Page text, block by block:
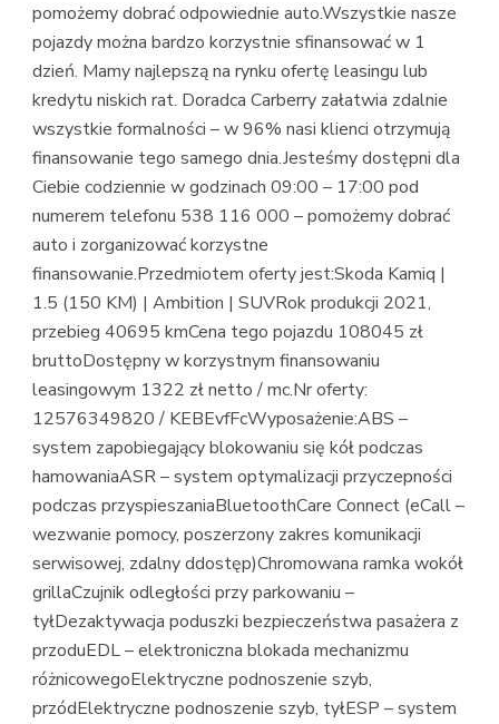
pomożemy dobrać odpowiednie auto.Wszystkie nasze
pojazdy można bardzo korzystnie sfinansować w 1
dzień. Mamy najlepszą na rynku ofertę leasingu lub
kredytu niskich rat. Doradca Carberry załatwia zdalnie
wszystkie formalności – w 96% nasi klienci otrzymują
finansowanie tego samego dnia.Jesteśmy dostępni dla
Ciebie codziennie w godzinach 09:00 – 17:00 pod
numerem telefonu 538 116 000 – pomożemy dobrać
auto i zorganizować korzystne
finansowanie.Przedmiotem oferty jest:Skoda Kamiq |
1.5 (150 KM) | Ambition | SUVRok produkcji 2021,
przebieg 40695 kmCena tego pojazdu 108045 zł
bruttoDostępny w korzystnym finansowaniu
leasingowym 1322 zł netto / mc.Nr oferty:
12576349820 / KEBEvfFcWyposażenie:ABS –
system zapobiegający blokowaniu się kół podczas
hamowaniaASR – system optymalizacji przyczepności
podczas przyspieszaniaBluetoothCare Connect (eCall –
wezwanie pomocy, poszerzony zakres komunikacji
serwisowej, zdalny ddostęp)Chromowana ramka wokół
grillaCzujnik odległości przy parkowaniu –
tyłDezaktywacja poduszki bezpieczeństwa pasażera z
przoduEDL – elektroniczna blokada mechanizmu
różnicowegoElektryczne podnoszenie szyb,
przódElektryczne podnoszenie szyb, tyłESP – system